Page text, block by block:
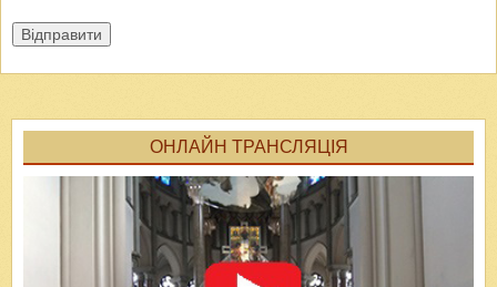
Відправити
ОНЛАЙН ТРАНСЛЯЦІЯ